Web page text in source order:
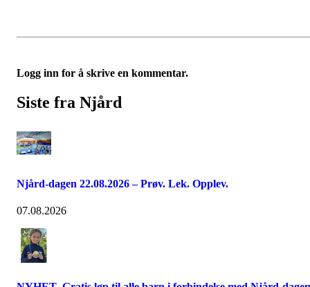
Logg inn for å skrive en kommentar.
Siste fra Njård
Njård-dagen 22.08.2026 – Prøv. Lek. Opplev.
07.08.2026